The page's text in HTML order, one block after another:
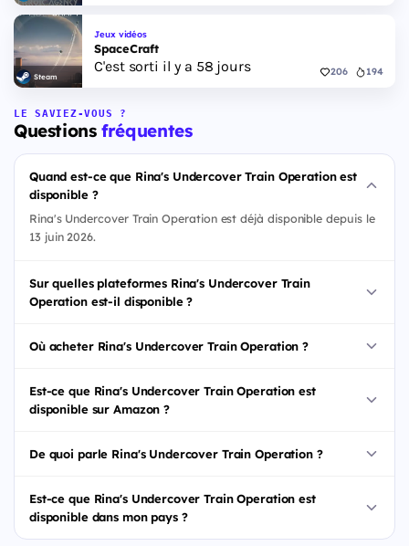
Steam
Jeux vidéos
SpaceCraft
C'est sorti il y a 58 jours 206 194
LE SAVIEZ-VOUS ?
Questionsfréquentes
Quand est-ce que Rina's Undercover Train Operation est
disponible ?
Rina's Undercover Train Operation est déjà disponible depuis le
13 juin 2026.
Sur quelles plateformes Rina's Undercover Train
Operation est-il disponible ?
Où acheter Rina's Undercover Train Operation ?
Est-ce que Rina's Undercover Train Operation est
disponible sur Amazon ?
De quoi parle Rina's Undercover Train Operation ?
Est-ce que Rina's Undercover Train Operation est
disponible dans mon pays ?